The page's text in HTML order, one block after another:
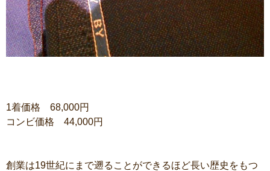
1着価格 68,000円
コンビ価格 44,000円
創業は19世紀にまで遡ることができるほど長い歴史をもつ